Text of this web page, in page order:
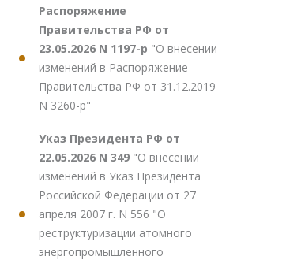
Распоряжение
Правительства РФ от
23.05.2026 N 1197-р "О внесении
изменений в Распоряжение
Правительства РФ от 31.12.2019
N 3260-р"
Указ Президента РФ от
22.05.2026 N 349 "О внесении
изменений в Указ Президента
Российской Федерации от 27
апреля 2007 г. N 556 "О
реструктуризации атомного
энергопромышленного